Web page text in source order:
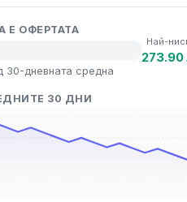
Е ОФЕРТАТА
30-дневната средна
Най-
273.90
30 ДНИ